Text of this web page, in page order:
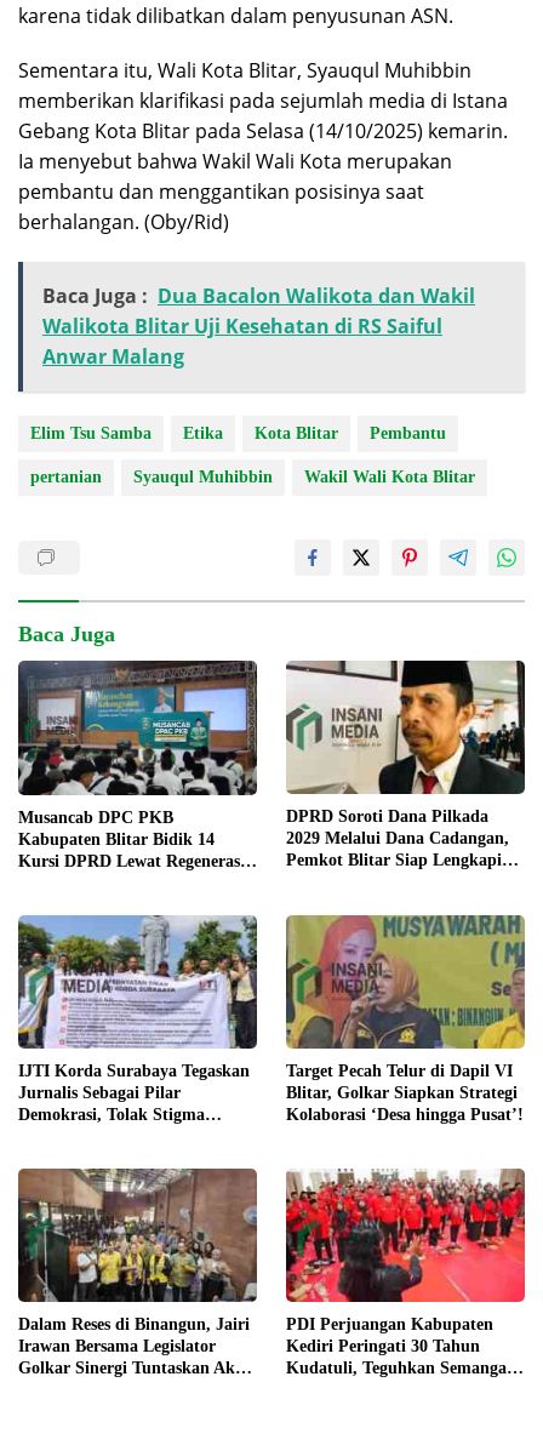
karena tidak dilibatkan dalam penyusunan ASN.
Sementara itu, Wali Kota Blitar, Syauqul Muhibbin
memberikan klarifikasi pada sejumlah media di Istana
Gebang Kota Blitar pada Selasa (14/10/2025) kemarin.
Ia menyebut bahwa Wakil Wali Kota merupakan
pembantu dan menggantikan posisinya saat
berhalangan. (Oby/Rid)
Baca Juga : Dua Bacalon Walikota dan Wakil
Walikota Blitar Uji Kesehatan di RS Saiful
Anwar Malang
Elim Tsu Samba Etika Kota Blitar Pembantu
pertanian Syauqul Muhibbin Wakil Wali Kota Blitar
Baca Juga
Musancab DPC PKB
Kabupaten Blitar Bidik 14
Kursi DPRD Lewat Regenerasi
DPRD Soroti Dana Pilkada
2029 Melalui Dana Cadangan,
Pemkot Blitar Siap Lengkapi
IJTI Korda Surabaya Tegaskan
Jurnalis Sebagai Pilar
Demokrasi, Tolak Stigma
Target Pecah Telur di Dapil VI
Blitar, Golkar Siapkan Strategi
Kolaborasi ‘Desa hingga Pusat’!
Dalam Reses di Binangun, Jairi
Irawan Bersama Legislator
Golkar Sinergi Tuntaskan Akses
PDI Perjuangan Kabupaten
Kediri Peringati 30 Tahun
Kudatuli, Teguhkan Semangat